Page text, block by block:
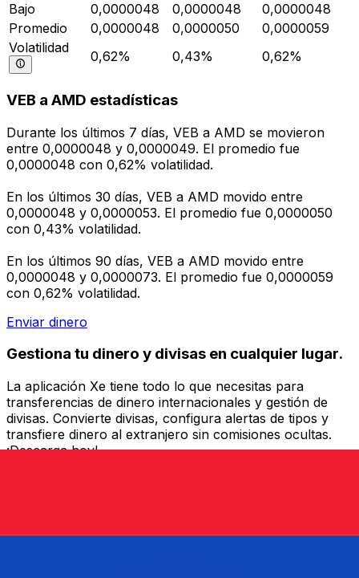
Bajo
0,0000048 0,0000048
0,0000048
Promedio
0,0000048 0,0000050
0,0000059
Volatilidad
0,62% 0,43% 0,62%
VEB a AMD estadísticas
Durante los últimos 7 días, VEB a AMD se movieron
entre 0,0000048 y 0,0000049. El promedio fue
0,0000048 con 0,62% volatilidad.
En los últimos 30 días, VEB a AMD movido entre
0,0000048 y 0,0000053. El promedio fue 0,0000050
con 0,43% volatilidad.
En los últimos 90 días, VEB a AMD movido entre
0,0000048 y 0,0000073. El promedio fue 0,0000059
con 0,62% volatilidad.
Enviar dinero
Gestiona tu dinero y divisas en cualquier lugar.
La aplicación Xe tiene todo lo que necesitas para
transferencias de dinero internacionales y gestión de
divisas. Convierte divisas, configura alertas de tipos y
transfiere dinero al extranjero sin comisiones ocultas.
¡Descarga hoy!